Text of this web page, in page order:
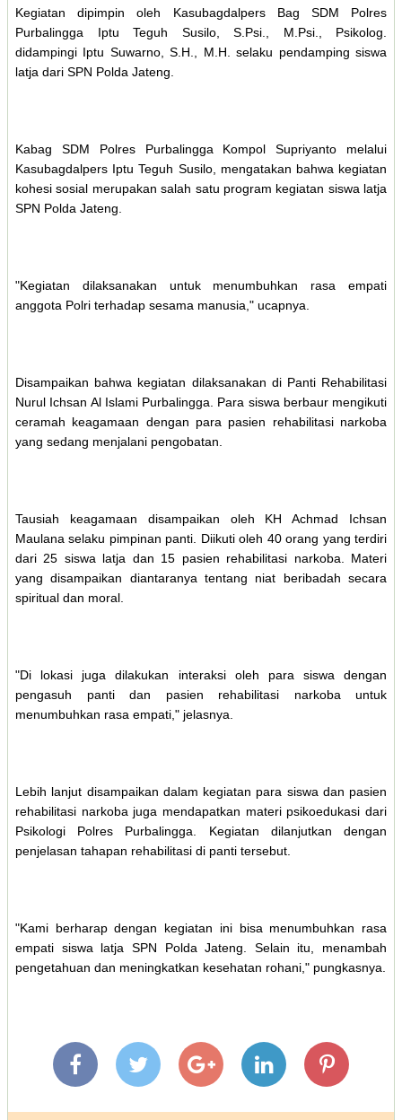
Kegiatan dipimpin oleh Kasubagdalpers Bag SDM Polres
Purbalingga Iptu Teguh Susilo, S.Psi., M.Psi., Psikolog.
didampingi Iptu Suwarno, S.H., M.H. selaku pendamping siswa
latja dari SPN Polda Jateng.
Kabag SDM Polres Purbalingga Kompol Supriyanto melalui
Kasubagdalpers Iptu Teguh Susilo, mengatakan bahwa kegiatan
kohesi sosial merupakan salah satu program kegiatan siswa latja
SPN Polda Jateng.
"Kegiatan dilaksanakan untuk menumbuhkan rasa empati
anggota Polri terhadap sesama manusia," ucapnya.
Disampaikan bahwa kegiatan dilaksanakan di Panti Rehabilitasi
Nurul Ichsan Al Islami Purbalingga. Para siswa berbaur mengikuti
ceramah keagamaan dengan para pasien rehabilitasi narkoba
yang sedang menjalani pengobatan.
Tausiah keagamaan disampaikan oleh KH Achmad Ichsan
Maulana selaku pimpinan panti. Diikuti oleh 40 orang yang terdiri
dari 25 siswa latja dan 15 pasien rehabilitasi narkoba. Materi
yang disampaikan diantaranya tentang niat beribadah secara
spiritual dan moral.
"Di lokasi juga dilakukan interaksi oleh para siswa dengan
pengasuh panti dan pasien rehabilitasi narkoba untuk
menumbuhkan rasa empati," jelasnya.
Lebih lanjut disampaikan dalam kegiatan para siswa dan pasien
rehabilitasi narkoba juga mendapatkan materi psikoedukasi dari
Psikologi Polres Purbalingga. Kegiatan dilanjutkan dengan
penjelasan tahapan rehabilitasi di panti tersebut.
"Kami berharap dengan kegiatan ini bisa menumbuhkan rasa
empati siswa latja SPN Polda Jateng. Selain itu, menambah
pengetahuan dan meningkatkan kesehatan rohani," pungkasnya.